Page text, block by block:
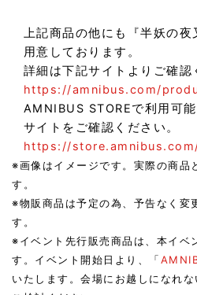
上記商品の他にも『半妖の
用意しております。
詳細は下記サイトよりご確認
https://amnibus.com/
AMNIBUS STOREで利用可
サイトをご確認ください。
https://
※画像はイメージです。実際の商品
す。
※物販商品は予定の為、予告なく変
す。
※イベント先行販売商品は、本イベ
す。イベント開始日より、「
いたします。会場にお越しになれ